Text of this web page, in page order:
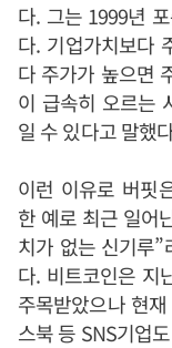
다. 그는 1999년
다. 기업가치보다
다 주가가 높으면
이 급속히 오르는
일 수 있다고 말했
이런 이유로 버핏
한 예로 최근 일어
치가 없는 신기루
다. 비트코인은 지
주목받았으나 현
스북 등 SNS기업